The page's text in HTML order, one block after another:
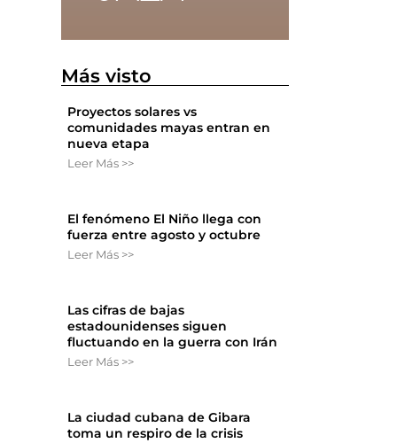
Más visto
Proyectos solares vs
comunidades mayas entran en
nueva etapa
Leer Más >>
El fenómeno El Niño llega con
fuerza entre agosto y octubre
Leer Más >>
Las cifras de bajas
estadounidenses siguen
fluctuando en la guerra con Irán
Leer Más >>
La ciudad cubana de Gibara
toma un respiro de la crisis